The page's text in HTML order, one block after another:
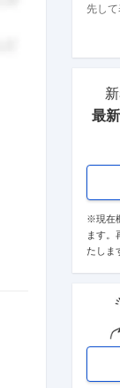
先して
最
※現在
ます。
たしま